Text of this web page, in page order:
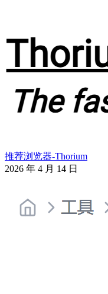
推荐浏览器-Thorium
2026 年 4 月 14 日